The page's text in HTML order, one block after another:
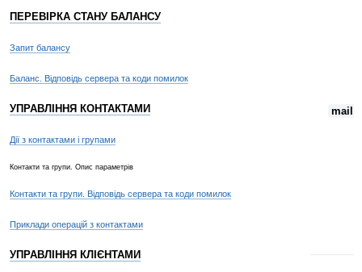
ПЕРЕВІРКА СТАНУ БАЛАНСУ
Запит балансу
Баланс. Відповідь сервера та коди помилок
УПРАВЛІННЯ КОНТАКТАМИ
Дії з контактами і групами
Контакти та групи. Опис параметрів
Контакти та групи. Відповідь сервера та коди помилок
Приклади операцій з контактами
УПРАВЛІННЯ КЛІЄНТАМИ
mail